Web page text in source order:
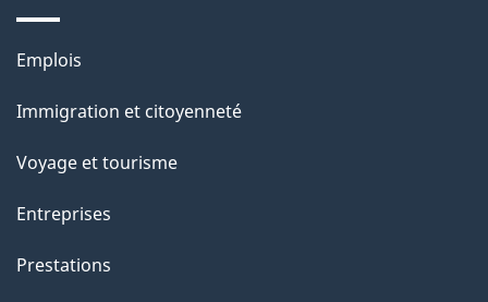
s
u
e
t
e
Thèmes
sujets
Emplois
Immigration et citoyenneté
Voyage et tourisme
Entreprises
Prestations